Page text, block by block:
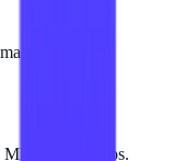
320
entre otros.